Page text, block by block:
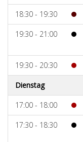
18:30 - 19:30
19:30 - 21:00
19:30 - 20:30
Dienstag
17:00 - 18:00
17:30 - 18:30